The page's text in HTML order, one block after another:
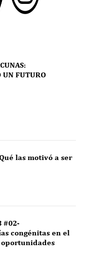
UN FUTURO
las motivó a ser
#02-
congénitas en el
oportunidades